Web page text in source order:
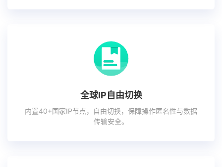
全球IP自由切换
内置40+国家IP节点，自由切换，保障操作匿名性与数据
传输安全。